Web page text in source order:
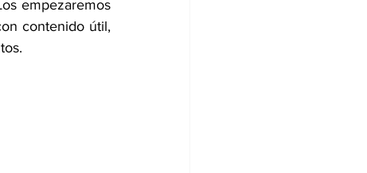
empezaremos
contenido útil,